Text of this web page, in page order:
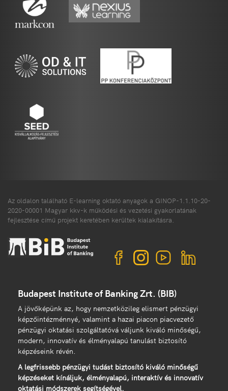
Az oldalon található E-learning oktató anyagok a GINOP-1.1.10-20-
2020-00001 Magyar kkv-k működési és vezetési gyakorlatának
fejlesztése című projekt keretében kerültek kialakításra.
Budapest Institute of Banking Zrt. (BIB)
A jövőképünk az, hogy nemzetközileg elismert pénzügyi
képzőintézménnyé, valamint a hazai piacon piacvezető
pénzügyi oktatási szolgáltatóvá váljunk kiváló minőségű,
modern, innovatív és élményalapú tanulást biztosító
képzéseink révén.
A legfrissebb pénzügyi tudást biztosító kiváló minőségű
képzéseket kínáljuk, élményalapú, interaktív és innovatív
oktatási módszerek segítségével.